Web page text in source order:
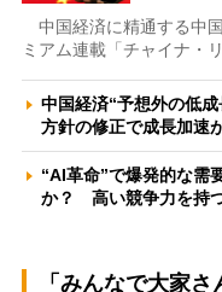
中国経済に精通する中
ミアム連載「チャイナ・
中国経済“予想外の低
方針の修正で成長加速
“AI革命”で爆発的な需
か？ 高い競争力を持
「みんなで大家